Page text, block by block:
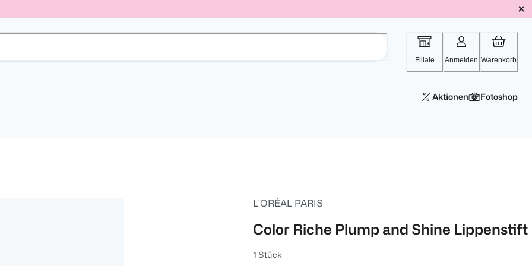
Filiale Anmelden Warenkorb
Aktionen Fotoshop
L'ORÉAL PARIS
Color Riche Plump and Shine Lippenstift
1 Stück